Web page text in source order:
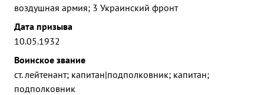
воздушная армия; 3 Украинский фронт
Дата призыва
10.05.1932
Воинское звание
ст. лейтенант; капитан|подполковник; капитан;
подполковник